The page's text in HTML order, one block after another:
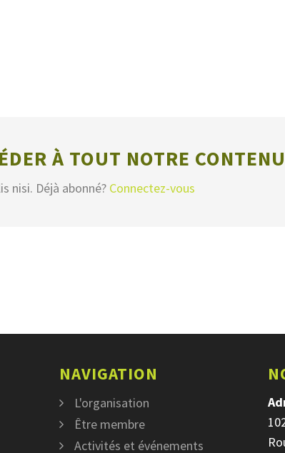
À TOUT NOTRE
nisi. Déjà abonné? Connectez-vous
NAVIGATION
L'organisation
Être membre
Activités et événements